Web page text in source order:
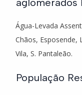
Água-Levada
Chãos, Esposende,
Vila, S. Pantaleão.
População